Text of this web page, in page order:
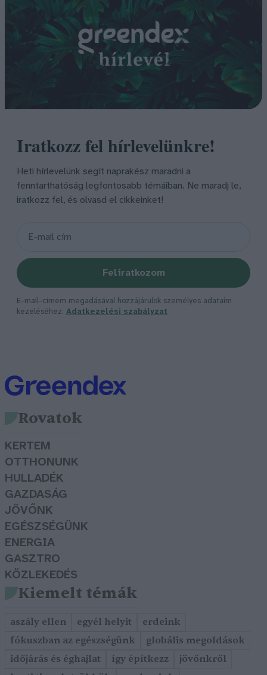
Iratkozz fel hírlevelünkre!
Heti hírlevelünk segít naprakész maradni a
fenntarthatóság legfontosabb témáiban. Ne maradj le,
iratkozz fel, és olvasd el cikkeinket!
Feliratkozom
E-mail-címem megadásával hozzájárulok személyes adataim
kezeléséhez. Adatkezelési szabályzat
Rovatok
KERTEM
OTTHONUNK
HULLADÉK
GAZDASÁG
JÖVŐNK
EGÉSZSÉGÜNK
ENERGIA
GASZTRO
KÖZLEKEDÉS
Kiemelt témák
aszály ellen egyél helyit
erdeink
fókuszban az egészségünk
globális megoldások
időjárás és éghajlat
így építkezz
jövőnkről